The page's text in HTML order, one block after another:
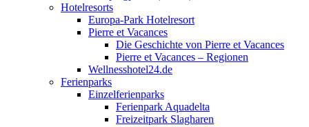
Hotelresorts
Europa-Park Hotelresort
Pierre et Vacances
Die Geschichte von Pierre et Vacances
Pierre et Vacances – Regionen
Wellnesshotel24.de
Ferienparks
Einzelferienparks
Ferienpark Aquadelta
Freizeitpark Slagharen